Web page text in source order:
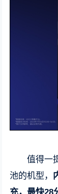
值得一
池的机型，